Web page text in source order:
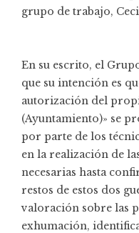
grupo de trabajo,
En su escrito, el
que su intención es
autorización del
(Ayuntamiento)» se
por parte de los
en la realización de
necesarias hasta
restos de estos dos
valoración sobre las
exhumación,